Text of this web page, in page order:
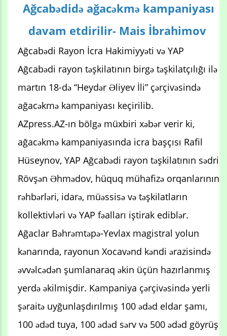
Ağcabədidə ağacəkmə kampaniyası
davam etdirilir- Mais İbrahimov
Ağcabədi Rayon İcra Hakimiyyəti və YAP
Ağcabədi rayon təşkilatının birgə təşkilatçılığı ilə
martın 18-də “Heydər Əliyev İli” çərçivəsində
ağacəkmə kampaniyası keçirilib.
AZpress.AZ-ın bölgə müxbiri xəbər verir ki,
ağacəkmə kampaniyasında icra başçısı Rafil
Hüseynov, YAP Ağcabədi rayon təşkilatının sədri
Rövşən Əhmədov, hüquq mühafizə orqanlarının
rəhbərləri, idarə, müəssisə və təşkilatların
kollektivləri və YAP fəalları iştirak ediblər.
Ağaclar Bəhrəmtəpə-Yevlax magistral yolun
kənarında, rayonun Xocavənd kəndi ərazisində
əvvəlcədən şumlanaraq əkin üçün hazırlanmış
yerdə əkilmişdir. Kampaniya çərçivəsində yerli
şəraitə uyğunlaşdırılmış 100 ədəd eldar şamı,
100 ədəd tuya, 100 ədəd sərv və 500 ədəd göyrüş